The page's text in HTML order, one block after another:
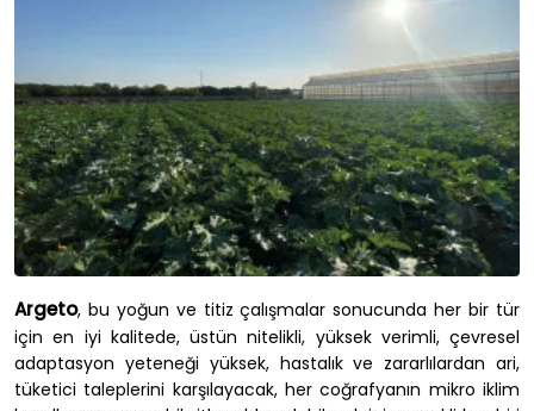
Argeto, bu yoğun ve titiz çalışmalar sonucunda her bir tür
için en iyi kalitede, üstün nitelikli, yüksek verimli, çevresel
adaptasyon yeteneği yüksek, hastalık ve zararlılardan ari,
tüketici taleplerini karşılayacak, her coğrafyanın mikro iklim